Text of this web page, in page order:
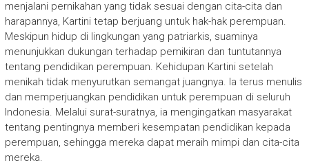
menjalani pernikahan yang tidak sesuai dengan cita-cita dan
harapannya, Kartini tetap berjuang untuk hak-hak perempuan.
Meskipun hidup di lingkungan yang patriarkis, suaminya
menunjukkan dukungan terhadap pemikiran dan tuntutannya
tentang pendidikan perempuan. Kehidupan Kartini setelah
menikah tidak menyurutkan semangat juangnya. Ia terus menulis
dan memperjuangkan pendidikan untuk perempuan di seluruh
Indonesia. Melalui surat-suratnya, ia mengingatkan masyarakat
tentang pentingnya memberi kesempatan pendidikan kepada
perempuan, sehingga mereka dapat meraih mimpi dan cita-cita
mereka.